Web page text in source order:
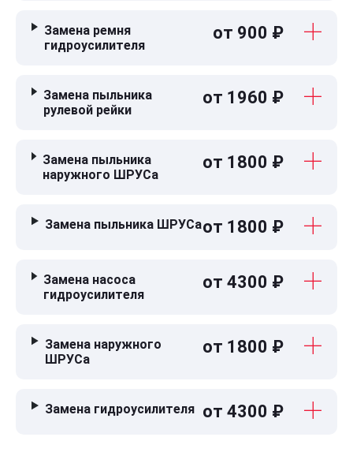
Замена ремня
гидроусилителя
от 900 ₽
Замена пыльника
рулевой рейки
от 1960 ₽
Замена пыльника
наружного ШРУСа
от 1800 ₽
Замена пыльника ШРУСаот 1800 ₽
Замена насоса
гидроусилителя
от 4300 ₽
Замена наружного
ШРУСа
от 1800 ₽
Замена гидроусилителя от 4300 ₽